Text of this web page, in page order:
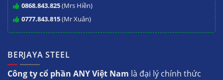
0868.843.825(Mrs Hiền)
0777.843.815(Mr Xuân)
BERJAYA STEEL
Công ty cổ phần ANY Việt Nam là đại lý chính thức